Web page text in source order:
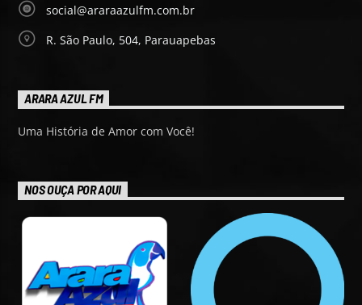
social@araraazulfm.com.br
R. São Paulo, 504, Parauapebas
ARARA AZUL FM
Uma História de Amor com Você!
NOS OUÇA POR AQUI